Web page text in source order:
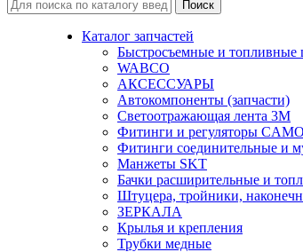
Каталог запчастей
Быстросъемные и топливные
WABCO
АКСЕССУАРЫ
Автокомпоненты (запчасти)
Светоотражающая лента 3М
Фитинги и регуляторы
Фитинги соединительные и
Манжеты SKT
Бачки расширительные и
Штуцера, тройники,
ЗЕРКАЛА
Крылья и крепления
Трубки медные